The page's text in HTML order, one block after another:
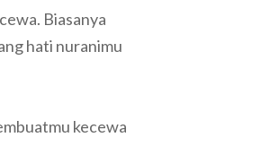
Biasanya
hati nuranimu
kecewa